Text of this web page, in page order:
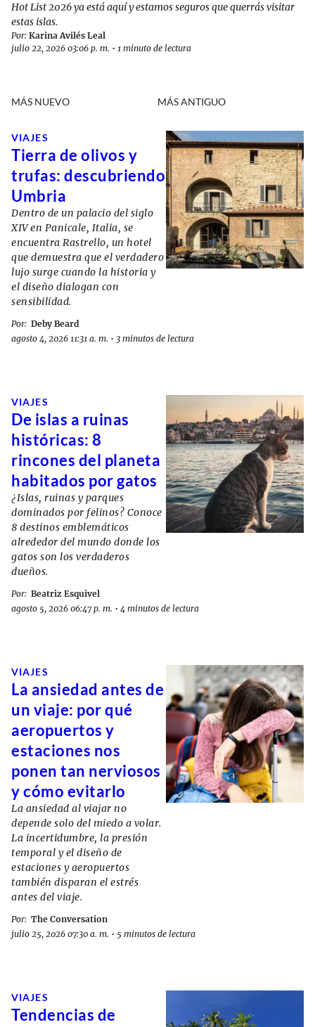
Hot List 2026 ya está aquí y estamos seguros que querrás visitar
estas islas.
Por: Karina Avilés Leal
julio 22, 2026 03:06 p. m. • 1 minuto de lectura
MÁS NUEVO MÁS ANTIGUO
VIAJES
Tierra de olivos y
trufas: descubriendo
Umbria
Dentro de un palacio del siglo
XIV en Panicale, Italia, se
encuentra Rastrello, un hotel
que demuestra que el verdadero
lujo surge cuando la historia y
el diseño dialogan con
sensibilidad.
Por: Deby Beard
agosto 4, 2026 11:31 a. m. • 3 minutos de lectura
VIAJES
De islas a ruinas
históricas: 8
rincones del planeta
habitados por gatos
¿Islas, ruinas y parques
dominados por felinos? Conoce
8 destinos emblemáticos
alrededor del mundo donde los
gatos son los verdaderos
dueños.
Por: Beatriz Esquivel
agosto 5, 2026 06:47 p. m. • 4 minutos de lectura
VIAJES
La ansiedad antes de
un viaje: por qué
aeropuertos y
estaciones nos
ponen tan nerviosos
y cómo evitarlo
La ansiedad al viajar no
depende solo del miedo a volar.
La incertidumbre, la presión
temporal y el diseño de
estaciones y aeropuertos
también disparan el estrés
antes del viaje.
Por: The Conversation
julio 25, 2026 07:30 a. m. • 5 minutos de lectura
VIAJES
Tendencias de